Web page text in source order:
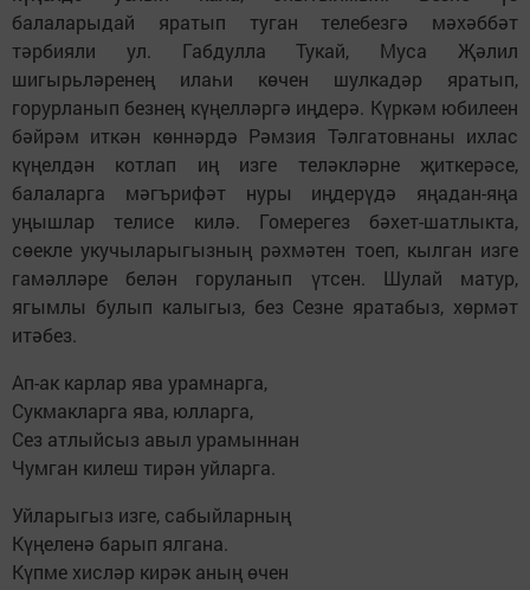
балаларыдай яратып туган телебезгә мәхәббәт
тәрбияли ул. Габдулла Тукай, Муса Җәлил
шигырьләренең илаһи көчен шулкадәр яратып,
горурланып безнең күңелләргә иңдерә. Күркәм юбилеен
бәйрәм иткән көннәрдә Рәмзия Тәлгатовнаны ихлас
күңелдән котлап иң изге теләкләрне җиткерәсе,
балаларга мәгърифәт нуры иңдерүдә яңадан-яңа
уңышлар телисе килә. Гомерегез бәхет-шатлыкта,
сөекле укучыларыгызның рәхмәтен тоеп, кылган изге
гамәлләре белән горуланып үтсен. Шулай матур,
ягымлы булып калыгыз, без Сезне яратабыз, хөрмәт
итәбез.
Ап-ак карлар ява урамнарга,
Сукмакларга ява, юлларга,
Сез атлыйсыз авыл урамыннан
Чумган килеш тирән уйларга.
Уйларыгыз изге, сабыйларның
Күңеленә барып ялгана.
Күпме хисләр кирәк аның өчен